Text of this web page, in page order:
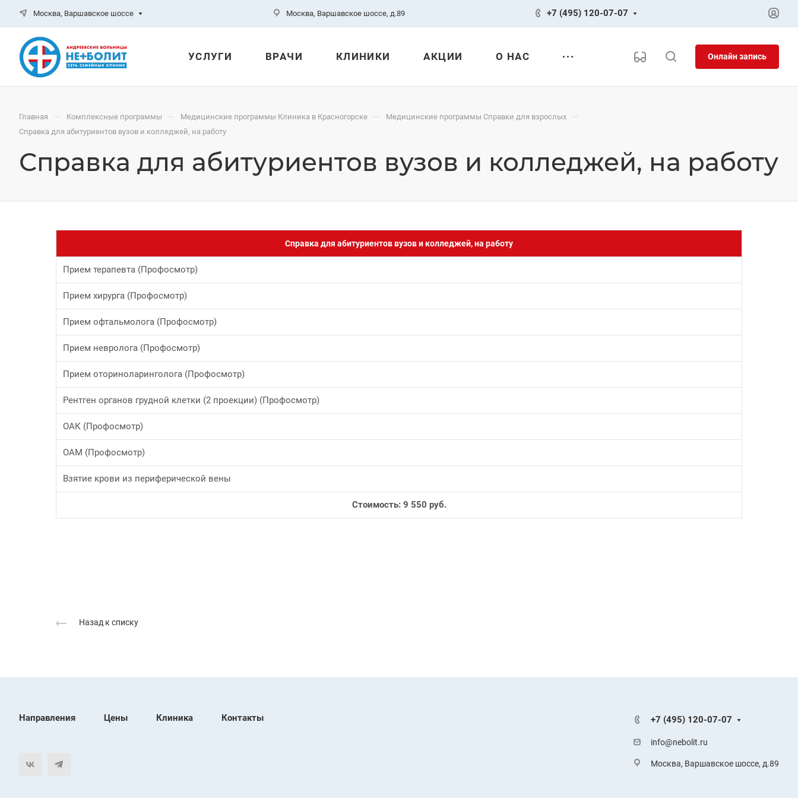
Москва, Варшавское шоссе Москва, Варшавское шоссе, д.89 +7 (495) 120-07-07
УСЛУГИ ВРАЧИ КЛИНИКИ АКЦИИ О НАС Онлайн запись
Главная — Комплексные программы — Медицинские программы Клиника в Красногорске — Медицинские программы Справки для взрослых —
Справка для абитуриентов вузов и колледжей, на работу
Справка для абитуриентов вузов и колледжей, на работу
Справка для абитуриентов вузов и колледжей, на работу
Прием терапевта (Профосмотр)
Прием хирурга (Профосмотр)
Прием офтальмолога (Профосмотр)
Прием невролога (Профосмотр)
Прием оториноларинголога (Профосмотр)
Рентген органов грудной клетки (2 проекции) (Профосмотр)
ОАК (Профосмотр)
ОАМ (Профосмотр)
Взятие крови из периферической вены
Стоимость: 9 550 руб.
Назад к списку
Направления Цены Клиника Контакты +7 (495) 120-07-07
info@nebolit.ru
Москва, Варшавское шоссе, д.89